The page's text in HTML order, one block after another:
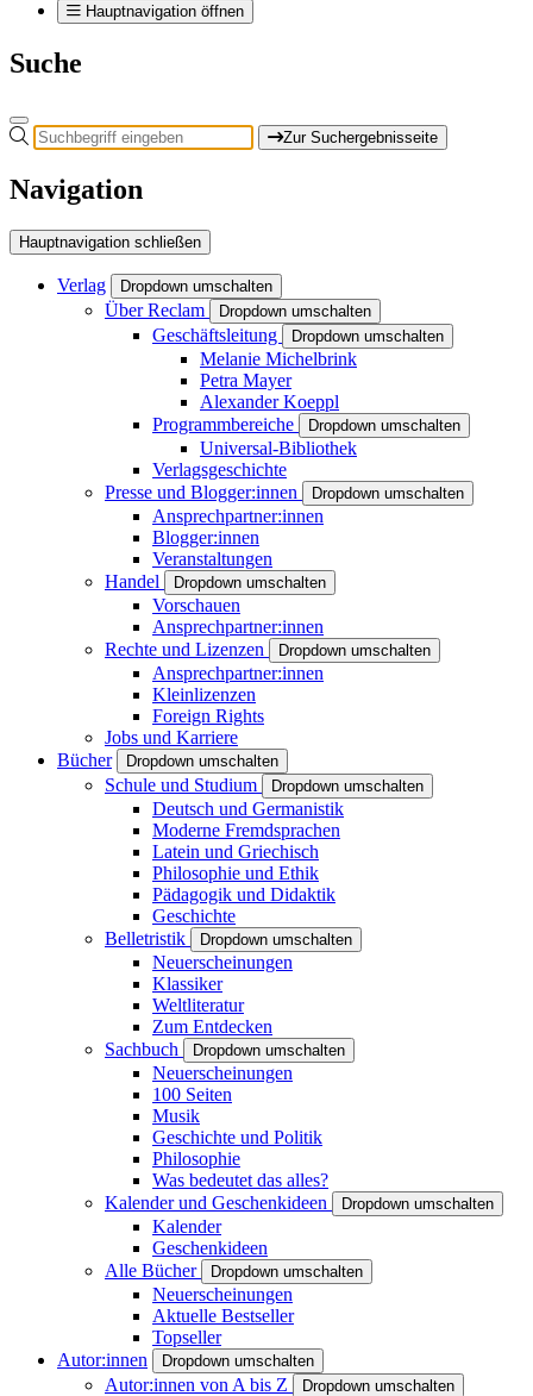
Hauptnavigation öffnen
Suche
Zur Suchergebnisseite
Navigation
Hauptnavigation schließen
Verlag Dropdown umschalten
Über Reclam Dropdown umschalten
Geschäftsleitung Dropdown umschalten
Melanie Michelbrink
Petra Mayer
Alexander Koeppl
Programmbereiche
Dropdown umschalten
Universal-Bibliothek
Verlagsgeschichte
Presse und Blogger:innen
Dropdown umschalten
Ansprechpartner:innen
Blogger:innen
Veranstaltungen
Handel
Dropdown umschalten
Vorschauen
Ansprechpartner:innen
Rechte und Lizenzen
Dropdown umschalten
Ansprechpartner:innen
Kleinlizenzen
Foreign Rights
Jobs und Karriere
Bücher
Dropdown umschalten
Schule und Studium Dropdown umschalten
Deutsch und Germanistik
Moderne Fremdsprachen
Latein und Griechisch
Philosophie und Ethik
Pädagogik und Didaktik
Geschichte
Belletristik
Dropdown umschalten
Neuerscheinungen
Klassiker
Weltliteratur
Zum Entdecken
Sachbuch
Dropdown umschalten
Neuerscheinungen
100 Seiten
Musik
Geschichte und Politik
Philosophie
Was bedeutet das alles?
Kalender und Geschenkideen
Dropdown umschalten
Kalender
Geschenkideen
Alle Bücher
Dropdown umschalten
Neuerscheinungen
Aktuelle Bestseller
Topseller
Autor:innen
Dropdown umschalten
Autor:innen von A bis Z Dropdown umschalten